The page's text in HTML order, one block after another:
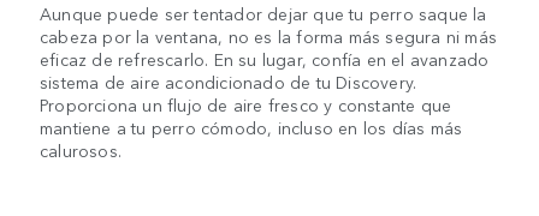
Aunque puede ser tentador dejar que tu perro saque la
cabeza por la ventana, no es la forma más segura ni más
eficaz de refrescarlo. En su lugar, confía en el avanzado
sistema de aire acondicionado de tu Discovery.
Proporciona un flujo de aire fresco y constante que
mantiene a tu perro cómodo, incluso en los días más
calurosos.